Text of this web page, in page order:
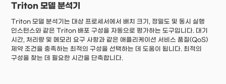
Triton 모델 분석기
Triton 모델 분석기는 대상 프로세서에서 배치 크기, 정밀도 및 동시 실행
인스턴스와 같은 Triton 배포 구성을 자동으로 평가하는 도구입니다. 대기
시간, 처리량 및 메모리 요구 사항과 같은 애플리케이션 서비스 품질(QoS)
제약 조건을 충족하는 최적의 구성을 선택하는 데 도움이 됩니다. 최적의
구성을 찾는 데 필요한 시간을 단축합니다.